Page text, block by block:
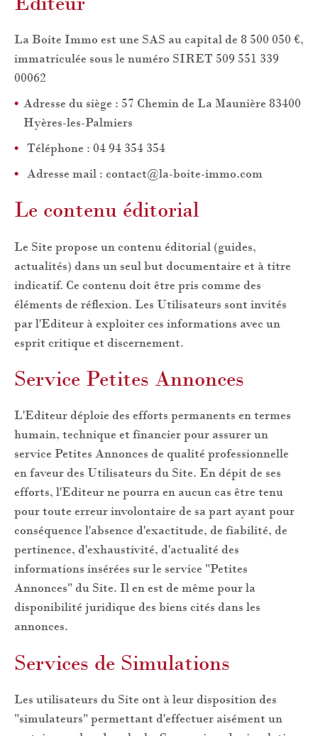
La Boite Immo est une SAS au capital de 8 500 050 €,
immatriculée sous le numéro SIRET 509 551 339
00062
Adresse du siège : 57 Chemin de La Maunière 83400
Hyères-les-Palmiers
Téléphone : 04 94 354 354
Adresse mail : contact@la-boite-immo.com
Le contenu éditorial
Le Site propose un contenu éditorial (guides,
actualités) dans un seul but documentaire et à titre
indicatif. Ce contenu doit être pris comme des
éléments de réflexion. Les Utilisateurs sont invités
par l'Editeur à exploiter ces informations avec un
esprit critique et discernement.
Service Petites Annonces
L'Editeur déploie des efforts permanents en termes
humain, technique et financier pour assurer un
service Petites Annonces de qualité professionnelle
en faveur des Utilisateurs du Site. En dépit de ses
efforts, l'Editeur ne pourra en aucun cas être tenu
pour toute erreur involontaire de sa part ayant pour
conséquence l'absence d'exactitude, de fiabilité, de
pertinence, d'exhaustivité, d'actualité des
informations insérées sur le service "Petites
Annonces" du Site. Il en est de même pour la
disponibilité juridique des biens cités dans les
annonces.
Services de Simulations
Les utilisateurs du Site ont à leur disposition des
"simulateurs" permettant d'effectuer aisément un